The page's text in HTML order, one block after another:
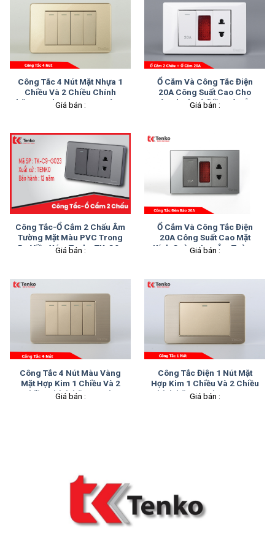
Công Tắc 4 Nút Mặt Nhựa 1
Chiều Và 2 Chiều Chính
hãng Tenko TK-C9-04 Vàng
Giá bán :
Ổ Cắm Và Công Tắc Điện
20A Công Suất Cao Cho
Nóng lạnh Và Điều Hòa Âm
Giá bán :
Công Tắc-Ổ Cắm 2 Chấu Âm
Tường Mặt Màu PVC Trong
Bo Viền Xám Tenko TK-C9-
Giá bán :
Ổ Cắm Và Công Tắc Điện
20A Công Suất Cao Mặt
Kính Cường Lực Âm Tường
Giá bán :
Công Tắc 4 Nút Màu Vàng
Mặt Hợp Kim 1 Chiều Và 2
Chiều Chính hãng Tenko
Giá bán :
Công Tắc Điện 1 Nút Mặt
Hợp Kim 1 Chiều Và 2 Chiều
Chính hãng Tenko TK-C7G-
Giá bán :